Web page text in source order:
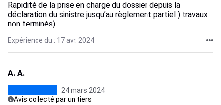
Rapidité de la prise en charge du dossier depuis la
déclaration du sinistre jusqu’au règlement partiel ) travaux
non terminés)
Expérience du : 17 avr. 2024
A. A.
24 mars 2024
Avis collecté par un tiers